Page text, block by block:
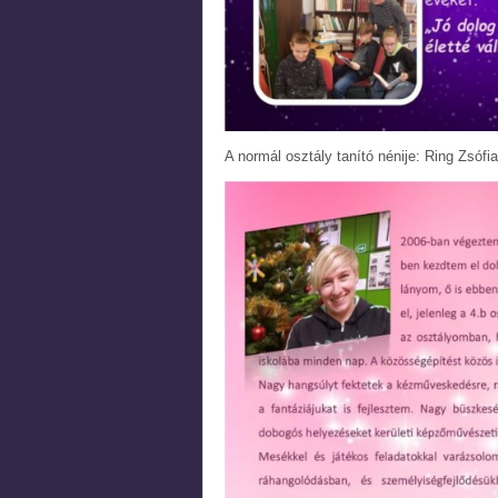
A normál osztály tanító nénije: Ring Zsófia